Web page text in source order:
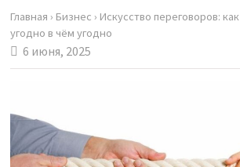
Главная › Бизнес › Искусство переговоров:
угодно в чём угодно
6 июня, 2025